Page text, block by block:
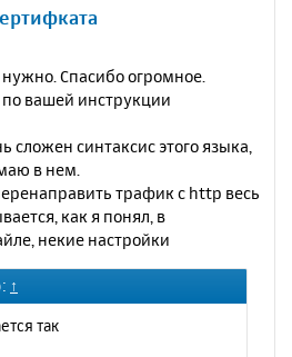
нужно. Спасибо огромное.
по вашей инструкции
сложен синтаксис этого языка,
в нем.
трафик с http весь
как я понял, в
некие настройки
↑
так